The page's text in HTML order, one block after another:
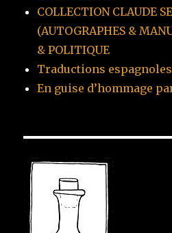
COLLECTION CLAUDE
(AUTOGRAPHES &
& POLITIQUE
Traductions espagnoles
En guise d’hommage